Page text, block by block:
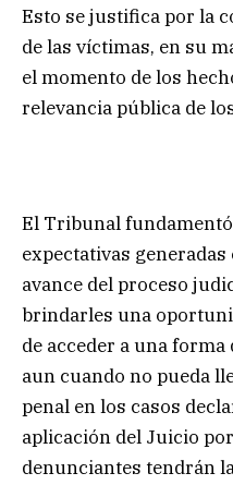
Esto se justifica por la
de las víctimas, en su
el momento de los
relevancia pública de
El Tribunal
expectativas
avance del proceso
brindarles una
de acceder a una
aun cuando no pueda
penal en los casos
aplicación del Juicio
denunciantes tendrán